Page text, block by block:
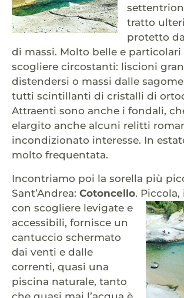
tratto
protetto
di massi. Molto belle e particolari
scogliere circostanti: liscioni
distendersi o massi dalle
tutti scintillanti di cristalli di
Attraenti sono anche i fondali,
elargito anche alcuni relitti
incondizionato interesse. In
molto frequentata.
Incontriamo poi la sorella più
Sant’Andrea: Cotoncello. Piccola,
con scogliere levigate e
accessibili, fornisce un
cantuccio schermato
dai venti e dalle
correnti, quasi una
piscina naturale, tanto